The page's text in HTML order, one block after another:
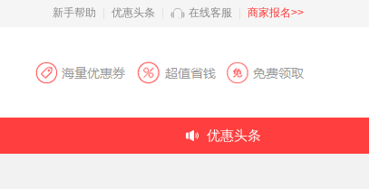
新手帮助 优惠头条 在线客服 商家报名>>
优惠头条